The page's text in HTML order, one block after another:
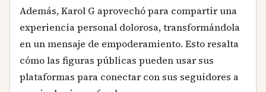
Además, Karol G aprovechó para compartir una
experiencia personal dolorosa, transformándola
en un mensaje de empoderamiento. Esto resalta
cómo las figuras públicas pueden usar sus
plataformas para conectar con sus seguidores a